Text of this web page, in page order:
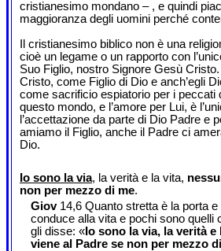
cristianesimo mondano – , e quindi
maggioranza degli uomini perché
Il cristianesimo biblico non è una
cioè un legame o un rapporto con
Suo Figlio, nostro Signore Gesù
Cristo, come Figlio di Dio e anch’egli
come sacrificio espiatorio per i peccati
questo mondo, e l’amore per Lui, è
l’accettazione da parte di Dio Padre e
amiamo il Figlio, anche il Padre ci
Dio.
Io sono la via, la verità e la vita,
non per mezzo di me.
Giov14,6 Quanto stretta è la porta
conduce alla vita e pochi sono quelli
gli disse: «Io sono la via, la verità
viene al Padre se non per mezzo